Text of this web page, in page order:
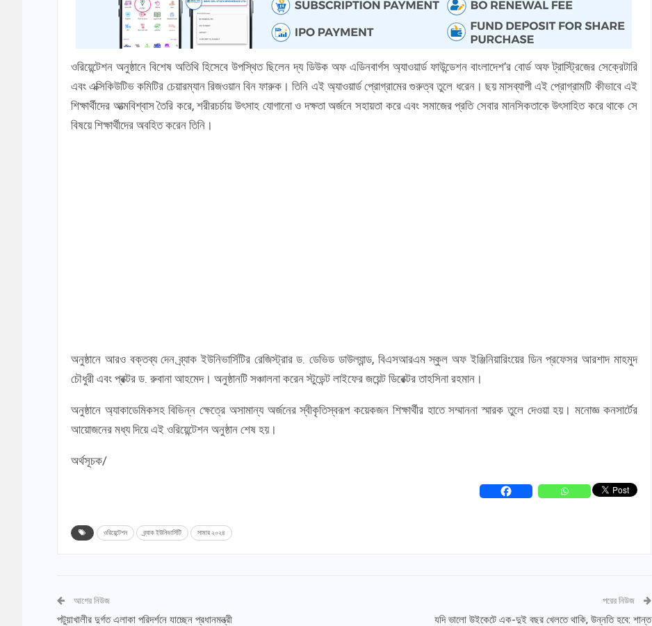
ওরিয়েন্টেশন অনুষ্ঠানে বিশেষ অতিথি হিসেবে উপস্থিত ছিলেন দ্য ডিউক অফ এডিনবার্গস অ্যাওয়ার্ড ফাউন্ডেশন বাংলাদেশ’র বোর্ড অফ ট্রাস্ট্রিজের সেক্রেটারি
এবং এক্সিকিউটিভ কমিটির চেয়ারম্যান রিজওয়ান বিন ফারুক। তিনি এই অ্যাওয়ার্ড প্রোগ্রামের গুরুত্ব তুলে ধরেন। ছয় মাসব্যাপী এই প্রোগ্রামটি কীভাবে এই
শিক্ষার্থীদের আত্মবিশ্বাস তৈরি করে, শরীরচর্চায় উৎসাহ যোগানো ও দক্ষতা অর্জনে সহায়তা করে এবং সমাজের প্রতি সেবার মানসিকতাকে উৎসাহিত করে থাকে সে
বিষয়ে শিক্ষার্থীদের অবহিত করেন তিনি।
অনুষ্ঠানে আরও বক্তব্য দেন ব্র্যাক ইউনিভার্সিটির রেজিস্ট্রার ড. ডেভিড ডাউল্যান্ড, বিএসআরএম স্কুল অফ ইঞ্জিনিয়ারিংয়ের ডিন প্রফেসর আরশাদ মাহমুদ
চৌধুরী এবং প্রক্টর ড. রুবানা আহমেদ। অনুষ্ঠানটি সঞ্চালনা করেন স্টুডেন্ট লাইফের জয়েন্ট ডিরেক্টর তাহসিনা রহমান।
অনুষ্ঠানে অ্যাকাডেমিকসহ বিভিন্ন ক্ষেত্রে অসামান্য অর্জনের স্বীকৃতিস্বরূপ কয়েকজন শিক্ষার্থীর হাতে সম্মাননা স্মারক তুলে দেওয়া হয়। মনোজ্ঞ কনসার্টের
আয়োজনের মধ্য দিয়ে এই ওরিয়েন্টেশন অনুষ্ঠান শেষ হয়।
অর্থসূচক/
ওরিয়েন্টেশন ব্র্যাক ইউনিভার্সিটি সামার ২০২৪
আগের নিউজ
পটুয়াখালীর দুর্গত এলাকা পরিদর্শনে যাচ্ছেন প্রধানমন্ত্রী
পরের নিউজ
যদি ভালো উইকেটে এক-দুই বছর খেলতে থাকি, উন্নতি হবে: শান্ত